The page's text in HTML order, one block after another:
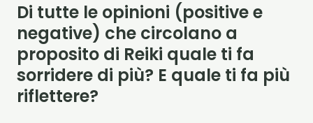
Di tutte le opinioni (positive e
negative) che circolano a
proposito di Reiki quale ti fa
sorridere di più? E quale ti fa più
riflettere?